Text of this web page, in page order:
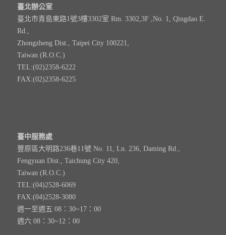
臺北辦公室
臺北市青島東路1號3樓3302室 Rm. 3302,3F ,No. 1, Qingdao E.
Rd.,
Zhongzheng Dist., Taipei City 100221,
Taiwan (R.O.C.)
TEL:(02)2358-6222
FAX:(02)2358-6225
臺中服務處
豐原區大明路236巷11號 No. 11, Ln. 236, Daming Rd.,
Fengyuan Dist., Taichung City 420,
Taiwan (R.O.C.)
TEL:(04)2528-6069
FAX:(04)2528-3080
週一至週五 08：30~17：00
週六 08：30~12：00